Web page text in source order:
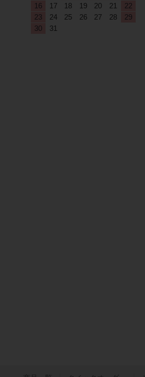
16
17 18 19 20 21
22
23
24 25 26 27 28
29
30
31